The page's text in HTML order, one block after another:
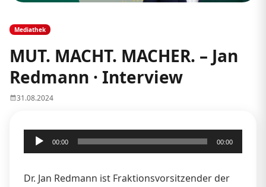
Mediathek
MUT. MACHT. MACHER. – Jan
Redmann · Interview
31.08.2024
Audio-
Player
00:00 00:00
Dr. Jan Redmann ist Fraktionsvorsitzender der